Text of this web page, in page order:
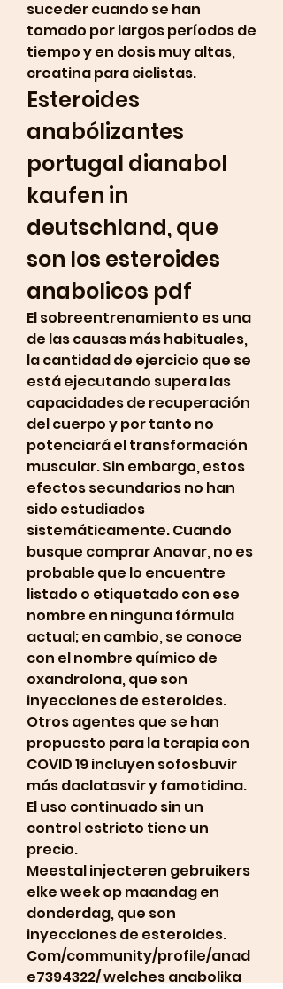
suceder cuando se han
tomado por largos períodos de
tiempo y en dosis muy altas,
creatina para ciclistas.
Esteroides
anabólizantes
portugal dianabol
kaufen in
deutschland, que
son los esteroides
anabolicos pdf
El sobreentrenamiento es una
de las causas más habituales,
la cantidad de ejercicio que se
está ejecutando supera las
capacidades de recuperación
del cuerpo y por tanto no
potenciará el transformación
muscular. Sin embargo, estos
efectos secundarios no han
sido estudiados
sistemáticamente. Cuando
busque comprar Anavar, no es
probable que lo encuentre
listado o etiquetado con ese
nombre en ninguna fórmula
actual; en cambio, se conoce
con el nombre químico de
oxandrolona, que son
inyecciones de esteroides.
Otros agentes que se han
propuesto para la terapia con
COVID 19 incluyen sofosbuvir
más daclatasvir y famotidina.
El uso continuado sin un
control estricto tiene un
precio.
Meestal injecteren gebruikers
elke week op maandag en
donderdag, que son
inyecciones de esteroides.
Com/community/profile/anad
e7394322/ welches anabolika